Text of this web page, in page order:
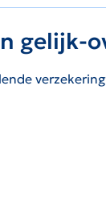
gelijk-